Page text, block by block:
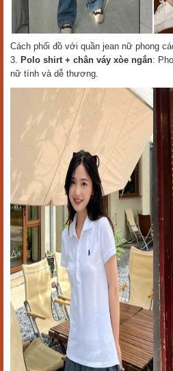
Cách phối đồ với quần jean nữ phong
3. Polo shirt + chân váy xòe ngắn:
nữ tính và dễ thương.